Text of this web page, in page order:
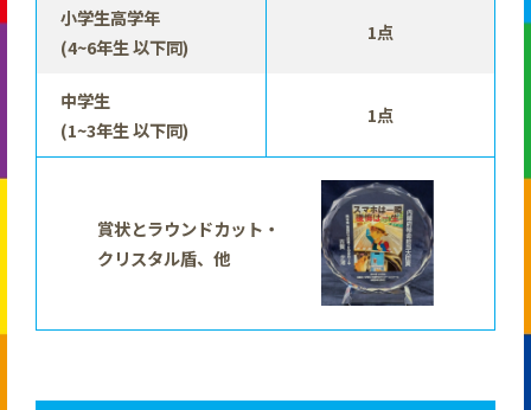
小学生高学年
(4~6年生 以下同)
1点
中学生
(1~3年生 以下同)
1点
賞状とラウンドカット・
クリスタル盾、他